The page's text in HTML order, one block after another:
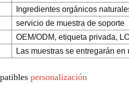
Ingredientes orgánicos
servicio de muestra de soporte
OEM/ODM, etiqueta privada,
Las muestras se entregarán en
personalización